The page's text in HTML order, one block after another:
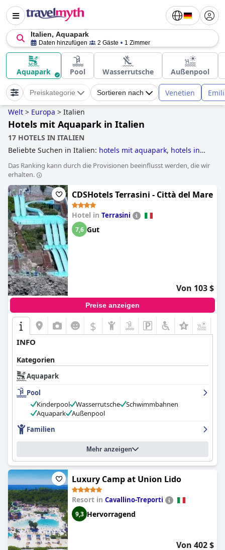
Italien, Aquapark
Daten hinzufügen 2 Gäste 1 Zimmer
Aquapark Pool Wasserrutsche Außenpool
Preiskategorie Sortieren nach Venetien
Welt > Europa > Italien
Hotels mit Aquapark in Italien
17 HOTELS IN ITALIEN
Beliebte Suchen in Italien: hotels mit aquapark, hotels in
praktiken umgesetzt haben,hotels mit wasserrutsche,
hotels im boutique-stil
hotels,hotels mit all inclusive angeboten
luxushotels,hotels mit infinity-pool,erwachsenenhotels,
schlosshotels,außergewöhnliche hotels
hundefreundliche hotels ,3-sterne-hotels,hotels direkt am
strand,baumhaushotels romantische hotels
hotels,hotels mit wellenbad
andgünstige hotels
Das Ranking kann durch die Provisionen beeinflusst werden, die wir
erhalten.
CDSHotels Terrasini - Città del Mare
Hotel in Terrasini
7,6 Gut
Von 103 $
Preise anzeigen
$
INFO
Kategorien
Aquapark
Pool
Kinderpool
Wasserrutsche
Schwimmbahnen
Aquapark
Außenpool
Familien
Mehr anzeigen
Luxury Camp at Union Lido
Resort in Cavallino-Treporti
9,3 Hervorragend
Von 402 $